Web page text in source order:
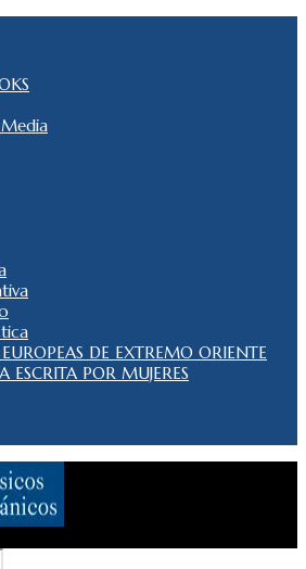
DE EXTREMO ORIENTE
ESCRITA POR MUJERES